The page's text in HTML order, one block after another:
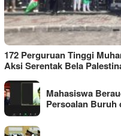
172 Perguruan Tinggi
Aksi Serentak Bela
Mahasiswa
Persoalan Buruh